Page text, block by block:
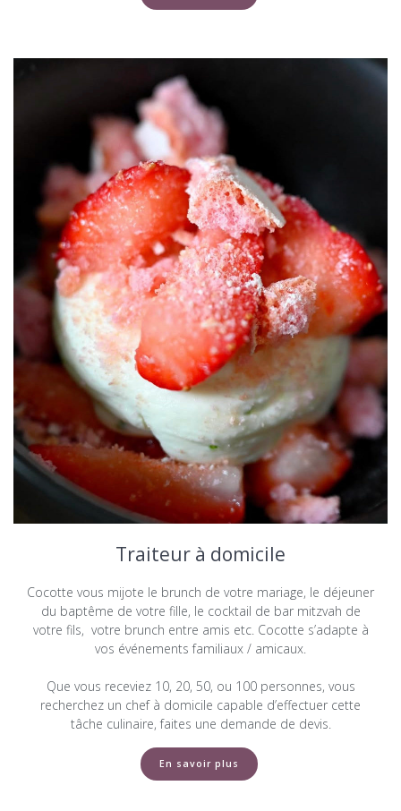
Traiteur à domicile
Cocotte vous mijote le brunch de votre mariage, le déjeuner
du baptême de votre fille, le cocktail de bar mitzvah de
votre fils, votre brunch entre amis etc. Cocotte s’adapte à
vos événements familiaux / amicaux.
Que vous receviez 10, 20, 50, ou 100 personnes, vous
recherchez un chef à domicile capable d’effectuer cette
tâche culinaire, faites une demande de devis.
En savoir plus